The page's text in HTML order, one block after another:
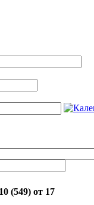
(549) от 17